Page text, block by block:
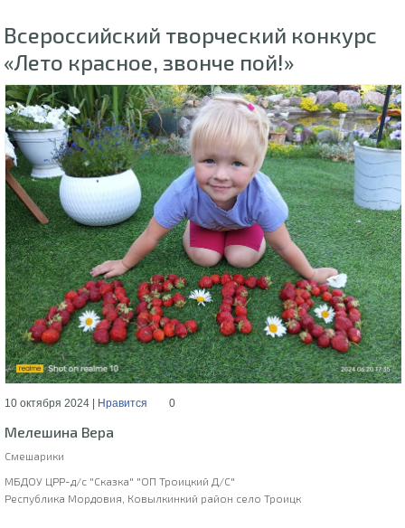
Всероссийский творческий конкурс
«Лето красное, звонче пой!»
10 октября 2024 | Нравится 0
Мелешина Вера
Смешарики
МБДОУ ЦРР-д/с "Сказка" "ОП Троицкий Д/С"
Республика Мордовия, Ковылкинкий район село Троицк